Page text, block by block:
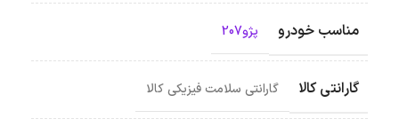
مناسب خودرو پژو207
گارانتی کالا گارانتی سلامت فیزیکی کالا